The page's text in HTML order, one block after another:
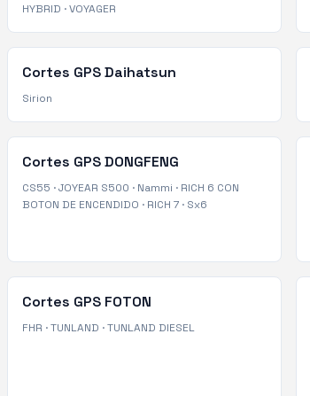
HYBRID ·VOYAGER
Cortes GPSDaihatsun
Sirion
Cortes GPSDONGFENG
CS55 ·JOYEAR S500 · Nammi · RICH 6 CON
BOTON DE ENCENDIDO · RICH 7 · Sx6
Cortes GPS FOTON
FHR ·TUNLAND ·TUNLAND DIESEL